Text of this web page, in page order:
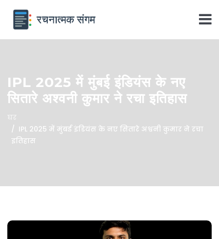
IPL 2025 में मुंबई इंडियंस के नए
सितारे अश्वनी कुमार ने रचा इतिहास
घर
IPL 2025 में मुंबई इंडियंस के नए सितारे अश्वनी कुमार ने रचा
इतिहास